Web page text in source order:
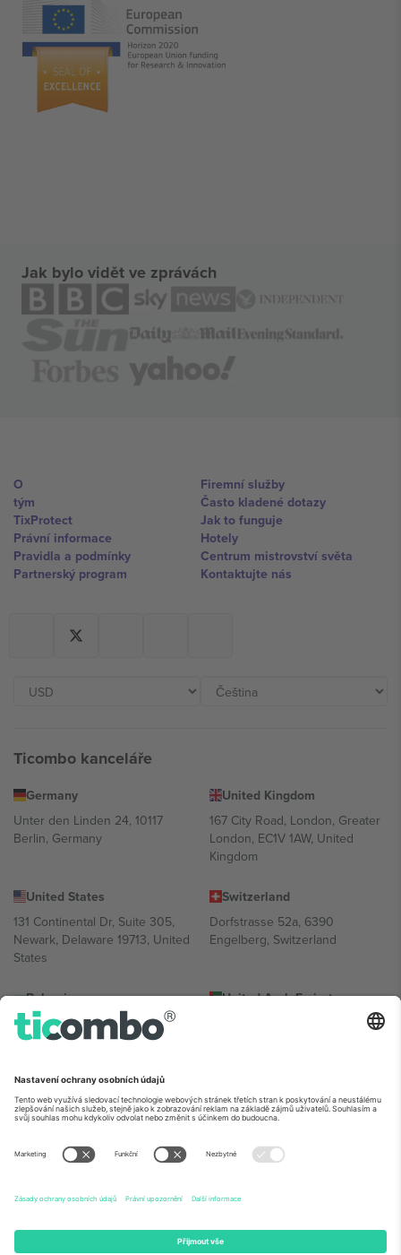
Jak bylo vidět ve zprávách
O
tým
TixProtect
Právní informace
Pravidla a podmínky
Partnerský program
Firemní služby
Často kladené dotazy
Jak to funguje
Hotely
Centrum mistrovství světa
Kontaktujte nás
Ticombo kanceláře
Germany
Unter den Linden 24, 10117
Berlin, Germany
United Kingdom
167 City Road, London, Greater
London, EC1V 1AW, United
Kingdom
United States
131 Continental Dr, Suite 305,
Newark, Delaware 19713, United
States
Switzerland
Dorfstrasse 52a, 6390
Engelberg, Switzerland
Bulgaria
Regus Sofia City West, bul
Totleben 53-55, 1606 Sofia,
United Arab Emirates
UAE Dubai Silicon Oasis, DDP
Mexico
Av Chapultepec 360, Roma
Norte, Cuauhtémoc, 06700
Ciudad de México, CDMX,
lokalitě, události a/nebo doméně. Podrobnosti najdete na konkrétní
stránce události,
Právní informaceaPodmínky.